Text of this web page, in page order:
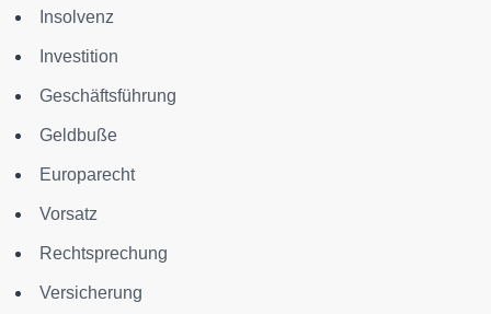
Insolvenz
Investition
Geschäftsführung
Geldbuße
Europarecht
Vorsatz
Rechtsprechung
Versicherung